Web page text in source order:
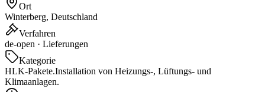
Ort
Winterberg, Deutschland
Verfahren
de-open · Lieferungen
Kategorie
HLK-Pakete.Installation von Heizungs-, Lüftungs- und
Klimaanlagen.